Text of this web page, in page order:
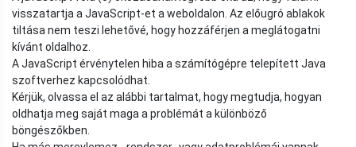
visszatartja a JavaScript-et a weboldalon. Az előugró ablakok
tiltása nem teszi lehetővé, hogy hozzáférjen a meglátogatni
kívánt oldalhoz.
A JavaScript érvénytelen hiba a számítógépre telepített Java
szoftverhez kapcsolódhat.
Kérjük, olvassa el az alábbi tartalmat, hogy megtudja, hogyan
oldhatja meg saját maga a problémát a különböző
böngészőkben.